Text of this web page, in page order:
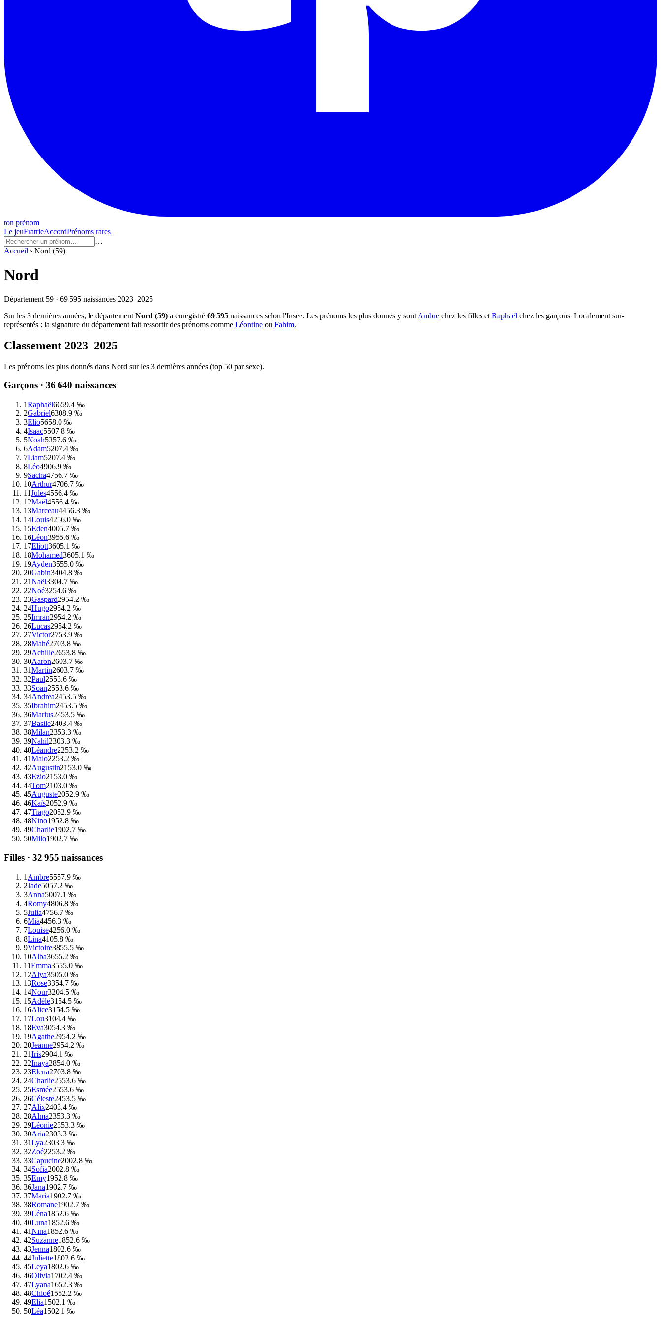
ton prénom
Le jeuFratrieAccordPrénoms rares
…
Accueil › Nord (59)
Nord
Département 59 · 69 595 naissances 2023–2025
Sur les 3 dernières années, le département Nord (59) a enregistré 69 595 naissances selon l'Insee. Les prénoms les plus donnés y sont Ambre chez les filles et Raphaël chez les garçons. Localement sur-
représentés : la signature du département fait ressortir des prénoms comme Léontine ou Fahim.
Classement 2023–2025
Les prénoms les plus donnés dans Nord sur les 3 dernières années (top 50 par sexe).
Garçons · 36 640 naissances
1Raphaël6659.4 ‰
2Gabriel6308.9 ‰
3Elio5658.0 ‰
4Isaac5507.8 ‰
5Noah5357.6 ‰
6Adam5207.4 ‰
7Liam5207.4 ‰
8Léo4906.9 ‰
9Sacha4756.7 ‰
10Arthur4706.7 ‰
11Jules4556.4 ‰
12Maël4556.4 ‰
13Marceau4456.3 ‰
14Louis4256.0 ‰
15Eden4005.7 ‰
16Léon3955.6 ‰
17Eliott3605.1 ‰
18Mohamed3605.1 ‰
19Ayden3555.0 ‰
20Gabin3404.8 ‰
21Naël3304.7 ‰
22Noé3254.6 ‰
23Gaspard2954.2 ‰
24Hugo2954.2 ‰
25Imran2954.2 ‰
26Lucas2954.2 ‰
27Victor2753.9 ‰
28Mahé2703.8 ‰
29Achille2653.8 ‰
30Aaron2603.7 ‰
31Martin2603.7 ‰
32Paul2553.6 ‰
33Soan2553.6 ‰
34Andrea2453.5 ‰
35Ibrahim2453.5 ‰
36Marius2453.5 ‰
37Basile2403.4 ‰
38Milan2353.3 ‰
39Nahil2303.3 ‰
40Léandre2253.2 ‰
41Malo2253.2 ‰
42Augustin2153.0 ‰
43Ezio2153.0 ‰
44Tom2103.0 ‰
45Auguste2052.9 ‰
46Kaïs2052.9 ‰
47Tiago2052.9 ‰
48Nino1952.8 ‰
49Charlie1902.7 ‰
50Milo1902.7 ‰
Filles · 32 955 naissances
1 Ambre5557.9 ‰
2Jade5057.2 ‰
3Anna5007.1 ‰
4Romy4806.8 ‰
5Julia4756.7 ‰
6Mia4456.3 ‰
7Louise4256.0 ‰
8Lina4105.8 ‰
9Victoire3855.5 ‰
10Alba3655.2 ‰
11Emma3555.0 ‰
12Alya3505.0 ‰
13Rose3354.7 ‰
14Nour3204.5 ‰
15Adèle3154.5 ‰
16Alice3154.5 ‰
17Lou3104.4 ‰
18Eva3054.3 ‰
19Agathe2954.2 ‰
20Jeanne2954.2 ‰
21Iris2904.1 ‰
22Inaya2854.0 ‰
23Elena2703.8 ‰
24Charlie2553.6 ‰
25Esmée2553.6 ‰
26Céleste2453.5 ‰
27Alix2403.4 ‰
28Alma2353.3 ‰
29Léonie2353.3 ‰
30Aria2303.3 ‰
31Lya2303.3 ‰
32Zoé2253.2 ‰
33Capucine2002.8 ‰
34Sofia2002.8 ‰
35Emy1952.8 ‰
36Jana1902.7 ‰
37Maria1902.7 ‰
38Romane1902.7 ‰
39Léna1852.6 ‰
40Luna1852.6 ‰
41Nina1852.6 ‰
42Suzanne1852.6 ‰
43Jenna1802.6 ‰
44Juliette1802.6 ‰
45Leya1802.6 ‰
46Olivia1702.4 ‰
47Lyana1652.3 ‰
48Chloé1552.2 ‰
49Elia1502.1 ‰
50Léa1502.1 ‰